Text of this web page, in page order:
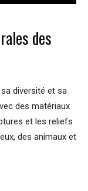
des
diversité et sa
des matériaux
et les reliefs
des animaux et